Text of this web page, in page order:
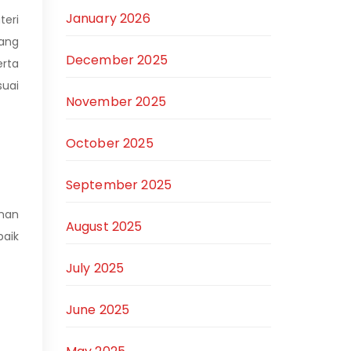
January 2026
December 2025
November 2025
October 2025
September 2025
August 2025
July 2025
June 2025